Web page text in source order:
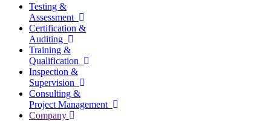
Testing &
Assessment
Certification &
Auditing
Training &
Qualification
Inspection &
Supervision
Consulting &
Project Management
Company